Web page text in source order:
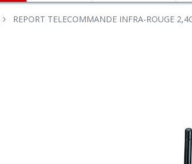
REPORT TELECOMMANDE INFRA-ROUGE